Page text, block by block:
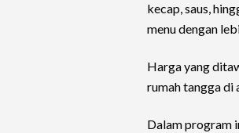
kecap, saus,
menu dengan
Harga yang
rumah tangga di
Dalam program